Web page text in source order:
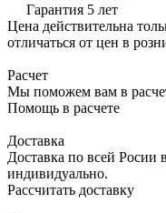
Гарантия 5 лет
Цена действительна
отличаться от цен в
Расчет
Мы поможем вам в
Помощь в расчете
Доставка
Доставка по всей Росии
индивидуально.
Рассчитать доставку